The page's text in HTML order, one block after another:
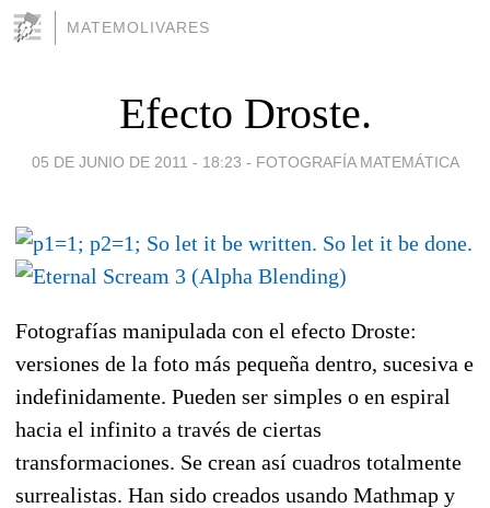
MATEMOLIVARES
Efecto Droste.
05 DE JUNIO DE 2011 - 18:23 - FOTOGRAFÍA MATEMÁTICA
Fotografías manipulada con el efecto Droste:
versiones de la foto más pequeña dentro, sucesiva e
indefinidamente. Pueden ser simples o en espiral
hacia el infinito a través de ciertas
transformaciones. Se crean así cuadros totalmente
surrealistas. Han sido creados usando Mathmap y